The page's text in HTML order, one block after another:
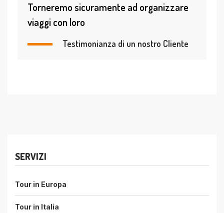
Torneremo sicuramente ad organizzare
viaggi con loro
Testimonianza di un nostro Cliente
SERVIZI
Tour in Europa
Tour in Italia